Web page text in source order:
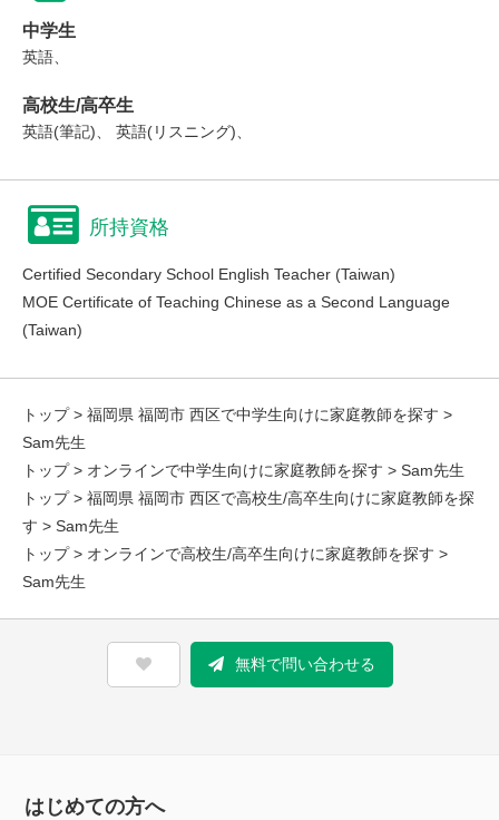
中学生
英語、
高校生/高卒生
英語(筆記)、 英語(リスニング)、
所持資格
Certified Secondary School English Teacher (Taiwan)
MOE Certificate of Teaching Chinese as a Second Language
(Taiwan)
トップ> 福岡県 福岡市 西区で中学生向けに家庭教師を探す >
Sam先生
トップ> オンラインで中学生向けに家庭教師を探す > Sam先生
トップ> 福岡県 福岡市 西区で高校生/高卒生向けに家庭教師を探
す > Sam先生
トップ> オンラインで高校生/高卒生向けに家庭教師を探す >
Sam先生
無料で問い合わせる
はじめての方へ